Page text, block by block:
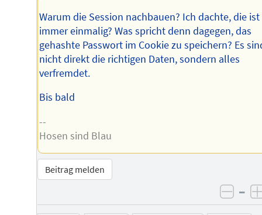
Warum die Session nachbauen? Ich dachte, die ist
immer einmalig? Was spricht denn dagegen, das
gehashte Passwort im Cookie zu speichern? Es
nicht direkt die richtigen Daten, sondern alles
verfremdet.
Bis bald
--
Hosen sind Blau
Beitrag melden
–